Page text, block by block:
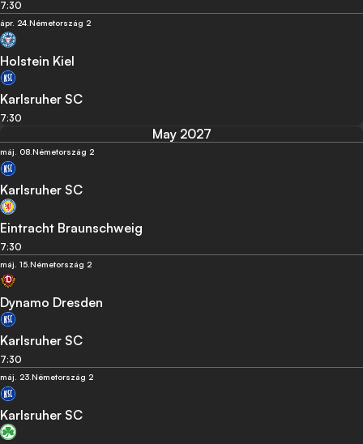
7:30
ápr. 24.Németország 2
Holstein Kiel
Karlsruher SC
7:30
May 2027
máj. 08.Németország 2
Karlsruher SC
Eintracht Braunschweig
7:30
máj. 15.Németország 2
Dynamo Dresden
Karlsruher SC
7:30
máj. 23.Németország 2
Karlsruher SC